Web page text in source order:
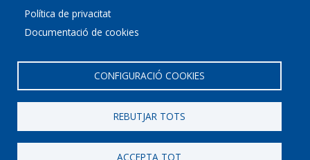
Política de privacitat
Documentació de cookies
CONFIGURACIÓ COOKIES
REBUTJAR TOTS
ACCEPTA TOT
© 2022 Ajuntament La GarrigaAvis legal
Protecció de dades
Política de CookiesImplementat perPerception